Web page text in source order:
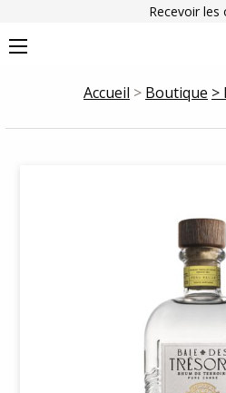
Recevoir les
Accueil > Boutique >